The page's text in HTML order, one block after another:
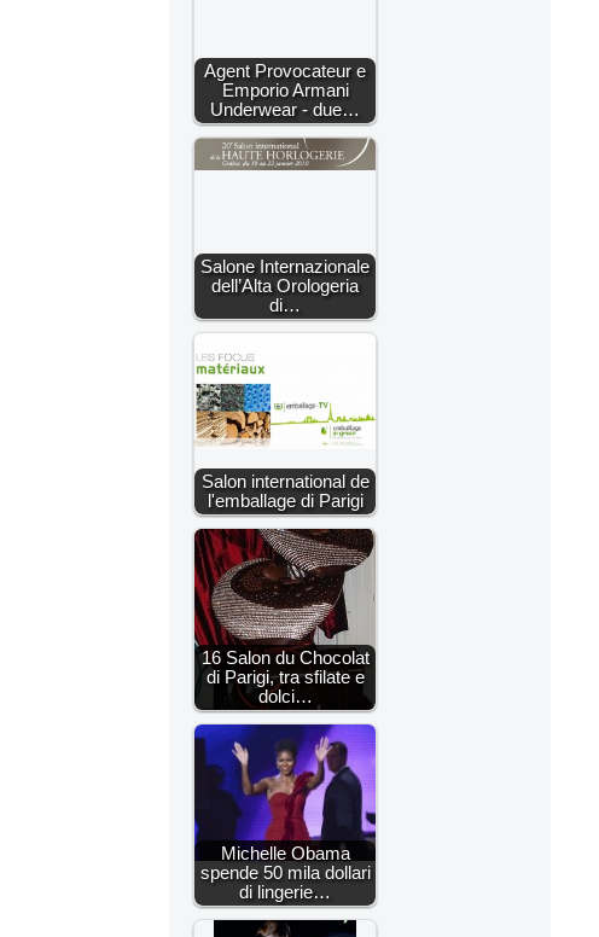
Agent Provocateur e
Emporio Armani
Underwear - due…
Salone Internazionale
dell’Alta Orologeria
di…
Salon international de
l'emballage di Parigi
16 Salon du Chocolat
di Parigi, tra sfilate e
dolci…
Michelle Obama
spende 50 mila dollari
di lingerie…